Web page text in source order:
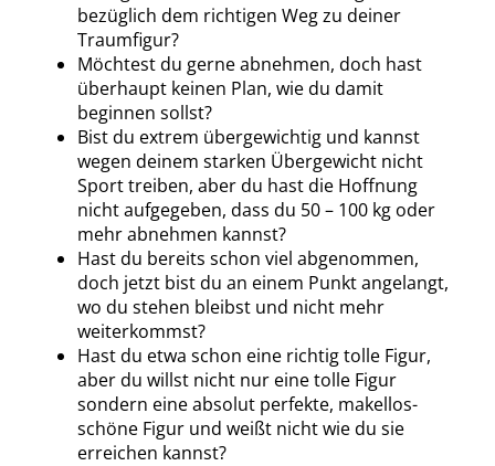
bezüglich dem richtigen Weg zu deiner
Traumfigur?
Möchtest du gerne abnehmen, doch hast
überhaupt keinen Plan, wie du damit
beginnen sollst?
Bist du extrem übergewichtig und kannst
wegen deinem starken Übergewicht nicht
Sport treiben, aber du hast die Hoffnung
nicht aufgegeben, dass du 50 – 100 kg oder
mehr abnehmen kannst?
Hast du bereits schon viel abgenommen,
doch jetzt bist du an einem Punkt angelangt,
wo du stehen bleibst und nicht mehr
weiterkommst?
Hast du etwa schon eine richtig tolle Figur,
aber du willst nicht nur eine tolle Figur
sondern eine absolut perfekte, makellos-
schöne Figur und weißt nicht wie du sie
erreichen kannst?